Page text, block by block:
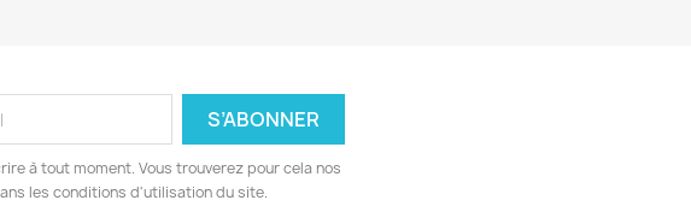
à tout moment. Vous trouverez pour cela nos
les conditions d'utilisation du site.